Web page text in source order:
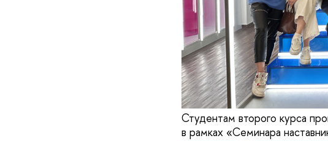
Студентам второго курса
в рамках «Семинара